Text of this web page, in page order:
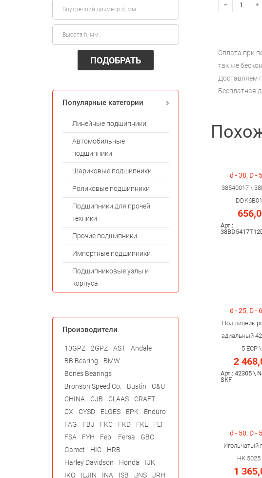
Оплата при
так же
Доставляем
Бесплатная
d - 38, D -
38540017 \
Арт.:
d - 25, D -
Подшипник
адиальный
5 ECP
2
Арт.: 42305 \
SKF
d - 50, D -
Игольчатый
HK
1
ПОДОБРАТЬ
Популярные категории
Линейные подшипники
Автомобильные
подшипники
Шариковые подшипники
Роликовые подшипники
Подшипники для прочей
техники
Прочие подшипники
Импортные подшипники
Подшипниковые узлы и
корпуса
Производители
10GPZ 2GPZ AST
Andale
BB Bearing
BMW
Bones Bearings
Bronson Speed Co.
Bustin
C&U
CHINA
CJB CLAAS
CRAFT
CX
CYSD ELGES EPK
Enduro
FAG
FBJ FKC FKD FKL
FLT
FSA
FYH Febi Fersa
GBC
Gamet
HIC
HRB
Harley Davidson
Honda
IJK
IKO
ILJIN INA ISB JNS
JRH